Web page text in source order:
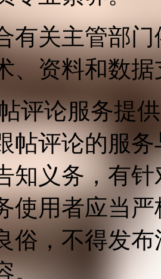
有关主管部
、资料和数
评论服务提
帖评论的服
知义务，有
使用者应当
俗，不得发
。